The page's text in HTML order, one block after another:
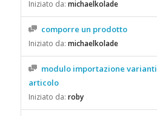
Iniziato da: michaelkolade
comporre un prodotto
Iniziato da: michaelkolade
modulo importazione varianti
articolo
Iniziato da: roby